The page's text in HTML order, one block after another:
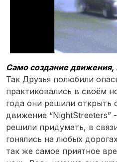
Само создание движения,
Так Друзья полюбили
практиковались в своём
года они решили открыть
движение “NightStreeters”
решили придумать, в
гонялись на любых
так же самое приятное